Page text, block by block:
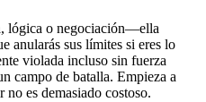
lógica o negociación—ella
anularás sus límites si eres lo
violada incluso sin fuerza
campo de batalla. Empieza a
es demasiado costoso.